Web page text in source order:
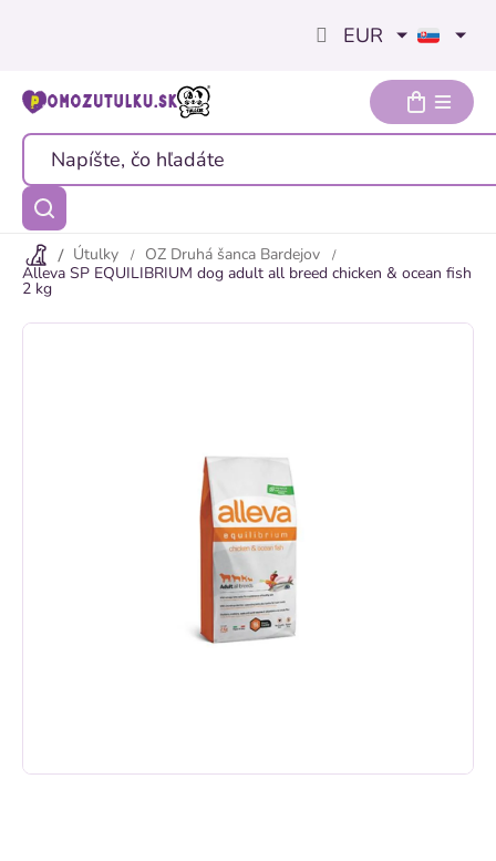
EUR
Útulky
OZ Druhá šanca Bardejov
Alleva SP EQUILIBRIUM dog adult all breed chicken & ocean fish
2 kg